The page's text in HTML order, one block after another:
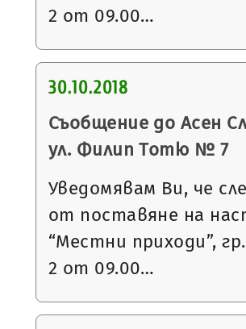
2 от 09.00…
30.10.2018
Съобщение до Асен
ул. Филип Тотю № 7
Уведомявам Ви, че
от поставяне на
“Местни приходи”,
2 от 09.00…